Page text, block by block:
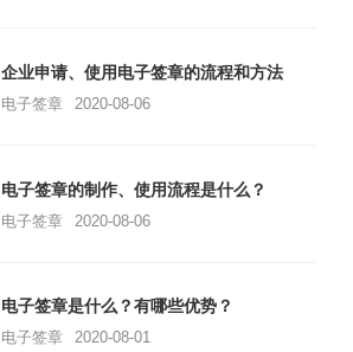
企业申请、使用电子签章的流程和方法
电子签章 2020-08-06
电子签章的制作、使用流程是什么？
电子签章 2020-08-06
电子签章是什么？有哪些优势？
电子签章 2020-08-01